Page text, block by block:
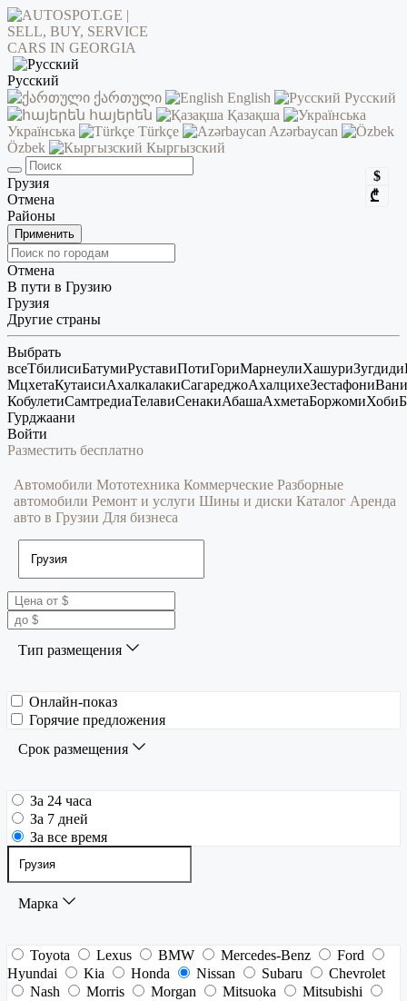
Русский
ქართული
English
Русский
հայերեն
Қазақша
Українська
Türkçe
Azərbaycan
Özbek
Кыргызский
$
₾
Грузия
Отмена
Районы
Применить
Отмена
В пути в Грузию
Грузия
Другие страны
Выбрать
всеТбилисиБатумиРуставиПотиГориМарнеулиХашуриЗугдиди
МцхетаКутаисиАхалкалакиСагареджоАхалцихеЗестафониВани
КобулетиСамтредиаТелавиСенакиАбашаАхметаБоржомиХоби
Гурджаани
Войти
Разместить бесплатно
Автомобили Мототехника Коммерческие Разборные
автомобили Ремонт и услуги Шины и диски Каталог Аренда
авто в Грузии Для бизнеса
Тип размещения
Онлайн-показ
Горячие предложения
Срок размещения
За 24 часа
За 7 дней
За все время
Марка
Toyota Lexus BMW Mercedes-Benz
Ford
Hyundai
Kia Honda Nissan Subaru
Chevrolet
Nash
Morris Morgan Mitsuoka
Mitsubishi